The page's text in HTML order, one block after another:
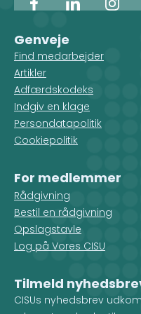
FacebookLinkedIn
Genveje
Find medarbejder
Artikler
Adfærdskodeks
Indgiv en klage
Persondatapolitik
Cookiepolitik
For medlemmer
Rådgivning
Bestil en rådgivning
Opslagstavle
Log på Vores CISU
Tilmeld
CISUs nyhedsbrev